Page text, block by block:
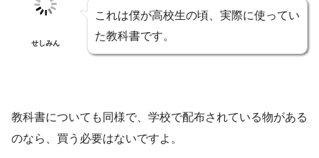
せしみん
これは僕が高校生の頃、実際に使ってい
た教科書です。
教科書についても同様で、学校で配布されている物がある
のなら、買う必要はないですよ。